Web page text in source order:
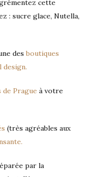
cette
: sucre glace, Nutella,
des boutiques
design.
Prague à votre
(très agréables aux
par la